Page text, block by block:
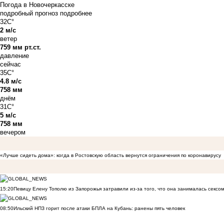
Погода в Новочеркасске
подробный прогноз подробнее
32C°
2 м/с
ветер
759 мм рт.ст.
давление
сейчас
35C°
4.8 м/с
758 мм
днём
31C°
5 м/с
758 мм
вечером
«Лучше сидеть дома»: когда в Ростовскую область вернутся ограничения по коронавирусу
15:20Певицу Елену Тополю из Запорожья затравили из-за того, что она занималась
08:50Ильский НПЗ горит после атаки БПЛА на Кубань: ранены пять человек